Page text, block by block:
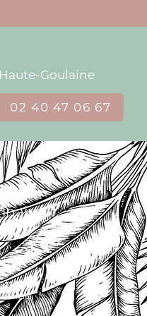
Haute-Goulaine
02 40 47 06 67